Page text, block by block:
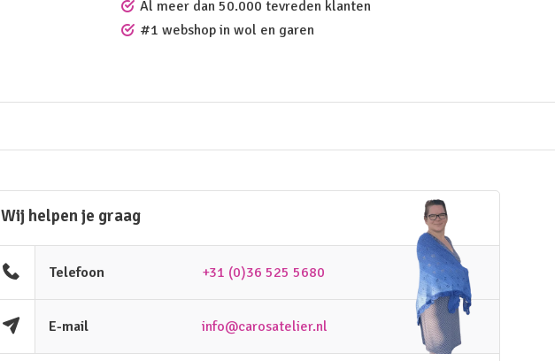
Al meer dan 50.000 tevreden klanten
#1 webshop in wol en garen
Wij helpen je graag
Telefoon +31 (0)36 525 5680
E-mail info@carosatelier.nl